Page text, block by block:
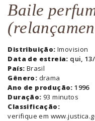
Baile
Distribuição: Imovision
Data de estreia: qui,
País: Brasil
Gênero: drama
Ano de produção:1996
Duração: 93 minutos
Classificação:
verifique em